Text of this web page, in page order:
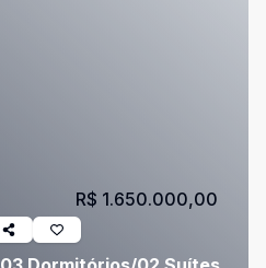
R$ 1.650.000,00